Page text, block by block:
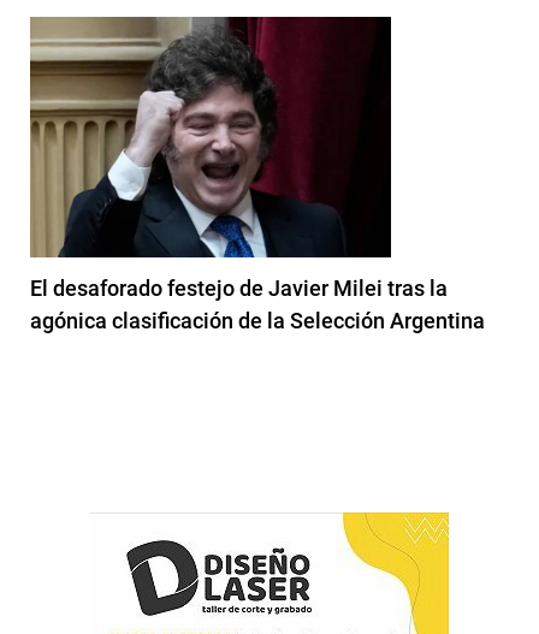
El desaforado festejo de Javier Milei tras la
agónica clasificación de la Selección Argentina